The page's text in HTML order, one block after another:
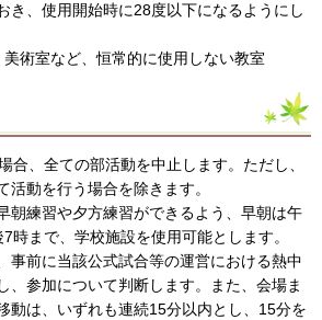
き、使用開始時に28度以下になるようにし
術室など、恒常的に使用しない教室
合、全ての部活動を中止します。ただし、
活動を行う場合を除きます。
朝練習や夕方練習ができるよう、早朝は午
時まで、学校施設を使用可能とします。
事前に当該公式試合等の運営における熱中
、参加について判断します。また、会場ま
動は、いずれも連続15分以内とし、15分を